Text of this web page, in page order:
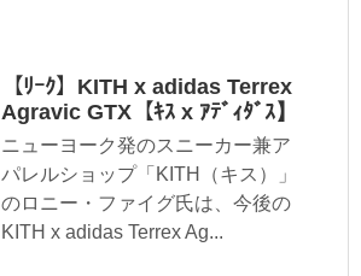
【ﾘｰｸ】KITH x adidas Terrex
Agravic GTX【ｷｽ x ｱﾃﾞｨﾀﾞｽ】
ニューヨーク発のスニーカー兼ア
パレルショップ「KITH（キス）」
のロニー・ファイグ氏は、今後の
KITH x adidas Terrex Ag...